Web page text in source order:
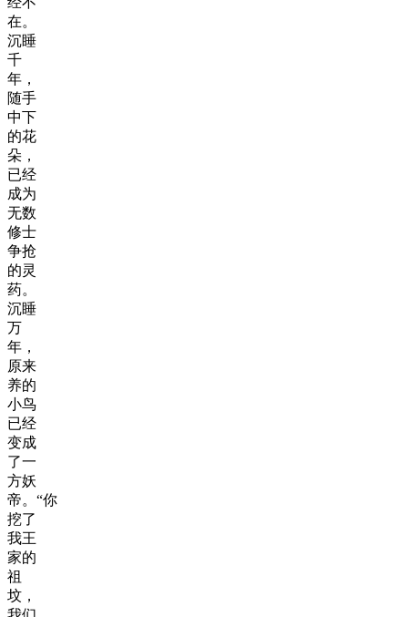
在。
沉睡
千
年，
随手
中下
的花
朵，
已经
成为
无数
修士
争抢
的灵
药。
沉睡
万
年，
原来
养的
小鸟
已经
变成
了一
方妖
帝。“你
挖了
我王
家的
祖
坟，